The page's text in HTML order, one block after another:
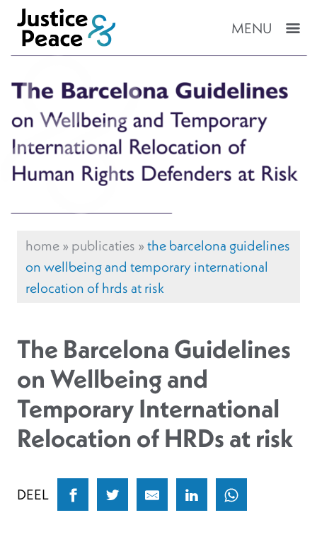
MENU
home»publicaties »the barcelona guidelines
on wellbeing and temporary international
relocation of hrds at risk
The Barcelona Guidelines
on Wellbeing and
Temporary International
Relocation of HRDs at risk
DEEL